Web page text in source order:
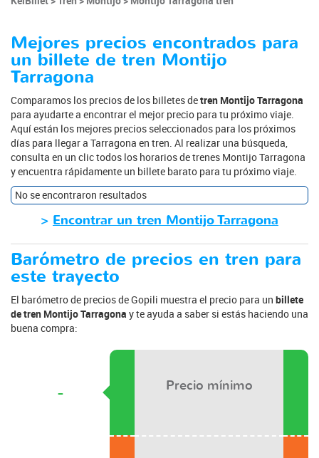
Mejores precios encontrados para
un billete de tren Montijo
Tarragona
Comparamos los precios de los billetes detren Montijo Tarragona
para ayudarte a encontrar el mejor precio para tu próximo viaje.
Aquí están los mejores precios seleccionados para los próximos
días para llegar a Tarragona en tren. Al realizar una búsqueda,
consulta en un clic todos los horarios de trenes Montijo Tarragona
y encuentra rápidamente un billete barato para tu próximo viaje.
No se encontraron resultados
> Encontrar un tren Montijo Tarragona
Barómetro de precios en tren para
este trayecto
El barómetro de precios de Gopili muestra el precio para un billete
de tren Montijo Tarragona y te ayuda a saber si estás haciendo una
buena compra:
- Precio mínimo